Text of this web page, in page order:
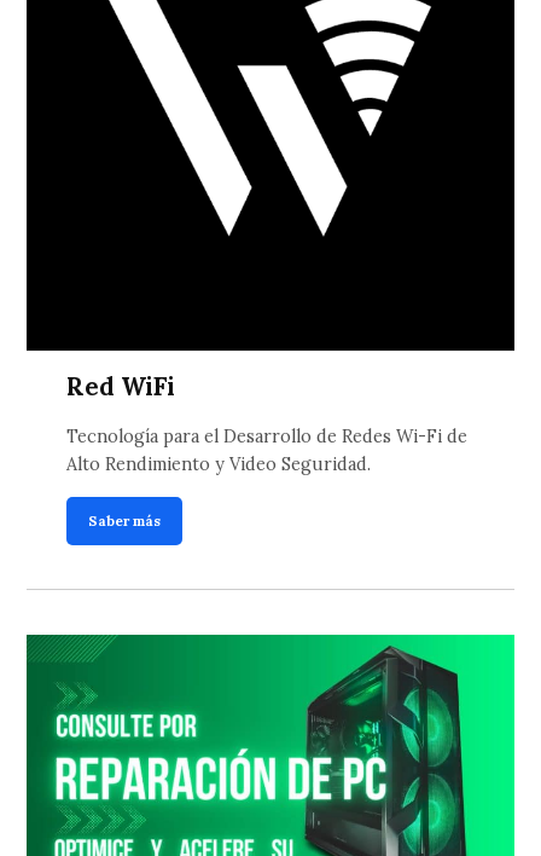
Red WiFi
Tecnología para el Desarrollo de Redes Wi-Fi de
Alto Rendimiento y Video Seguridad.
Saber más